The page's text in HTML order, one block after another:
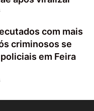
com mais
criminosos se
em Feira